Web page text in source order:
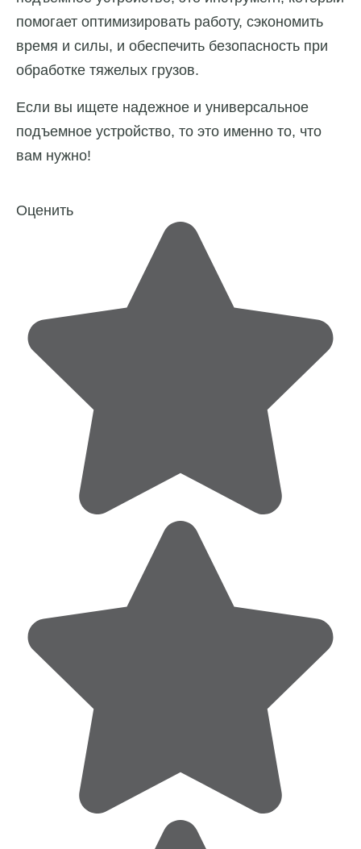
помогает оптимизировать работу, сэкономить
время и силы, и обеспечить безопасность при
обработке тяжелых грузов.
Если вы ищете надежное и универсальное
подъемное устройство, то это именно то, что
вам нужно!
Оценить